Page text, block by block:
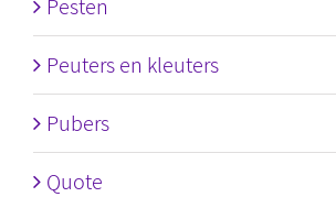
Pesten
Peuters en kleuters
Pubers
Quote